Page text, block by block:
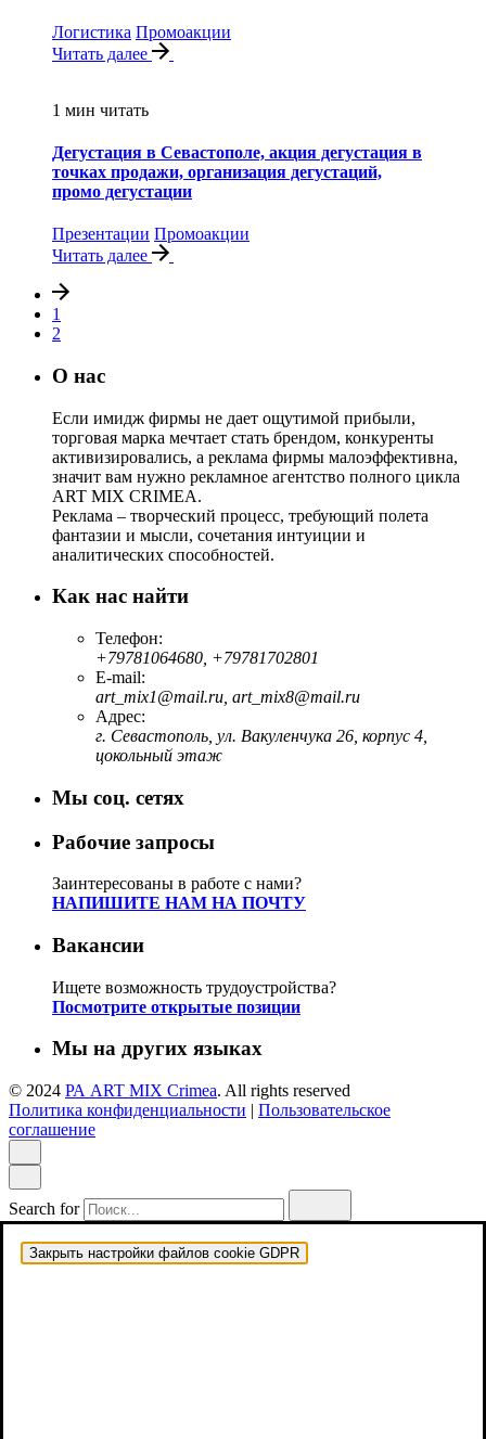
Логистика Промоакции
Читать далее
1 мин читать
Дегустация в Севастополе, акция дегустация в
точках продажи, организация дегустаций,
промо дегустации
Презентации Промоакции
Читать далее
1
2
О нас
Если имидж фирмы не дает ощутимой прибыли,
торговая марка мечтает стать брендом, конкуренты
активизировались, а реклама фирмы малоэффективна,
значит вам нужно рекламное агентство полного цикла
ART MIX CRIMEA.
Реклама – творческий процесс, требующий полета
фантазии и мысли, сочетания интуиции и
аналитических способностей.
Как нас найти
Телефон:
+79781064680, +79781702801
E-mail:
art_mix1@mail.ru, art_mix8@mail.ru
Адрес:
г. Севастополь, ул. Вакуленчука 26, корпус 4,
цокольный этаж
Мы соц. сетях
Рабочие запросы
Заинтересованы в работе с нами?
НАПИШИТЕ НАМ НА ПОЧТУ
Вакансии
Ищете возможность трудоустройства?
Посмотрите открытые позиции
Мы на других языках
© 2024 РА ART MIX Crimea. All rights reserved
Политика конфиденциальности | Пользовательское
соглашение
Search for
Закрыть настройки файлов cookie GDPR